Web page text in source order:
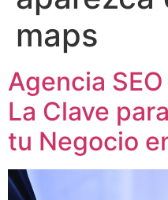
maps
Agencia
La Clave
tu Negocio